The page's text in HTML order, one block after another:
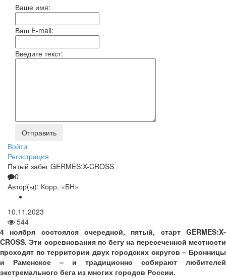
Ваше имя:
Ваш E-mail:
Введите текст:
Войти
Регистрация
Пятый забег GERMES:X-CROSS
0
Автор(ы): Корр. «БН»
10.11.2023
544
4 ноября состоялся очередной, пятый, старт GERMES:X-
CROSS. Эти соревнования по бегу на пересеченной местности
проходят по территории двух городских округов – Бронницы
и Раменское – и традиционно собирают любителей
экстремального бега из многих городов России.